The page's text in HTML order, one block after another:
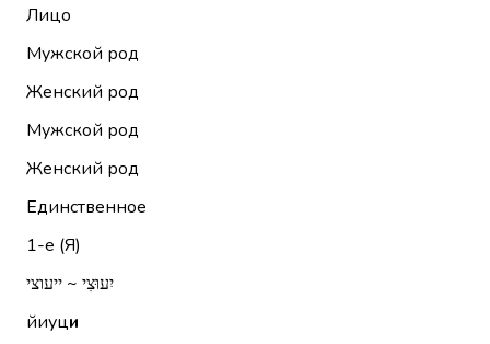
Лицо
Мужской род
Женский род
Мужской род
Женский род
Единственное
1-е (Я)
יִעוּצִי ~ ייעוצי
йиуци